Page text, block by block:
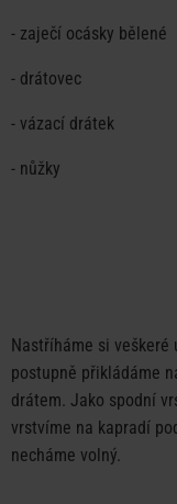
- zaječí ocásky bělené
- drátovec
- vázací drátek
- nůžky
Nastříháme si veškeré
postupně přikládáme
drátem. Jako spodní
vrstvíme na kapradí
necháme volný.